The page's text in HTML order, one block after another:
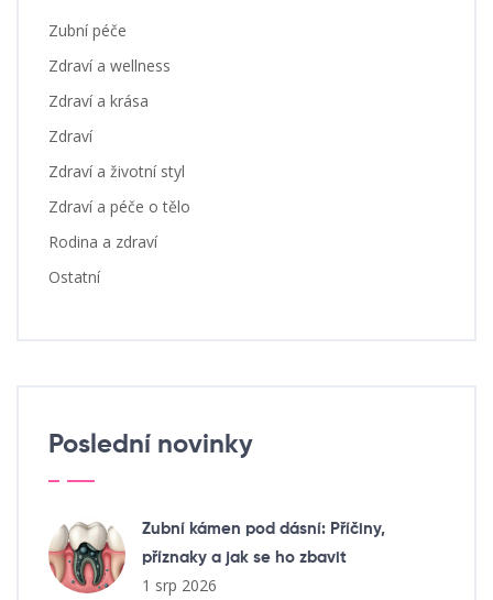
Zubní péče
Zdraví a wellness
Zdraví a krása
Zdraví
Zdraví a životní styl
Zdraví a péče o tělo
Rodina a zdraví
Ostatní
Poslední novinky
Zubní kámen pod dásní: Příčiny,
příznaky a jak se ho zbavit
1 srp 2026